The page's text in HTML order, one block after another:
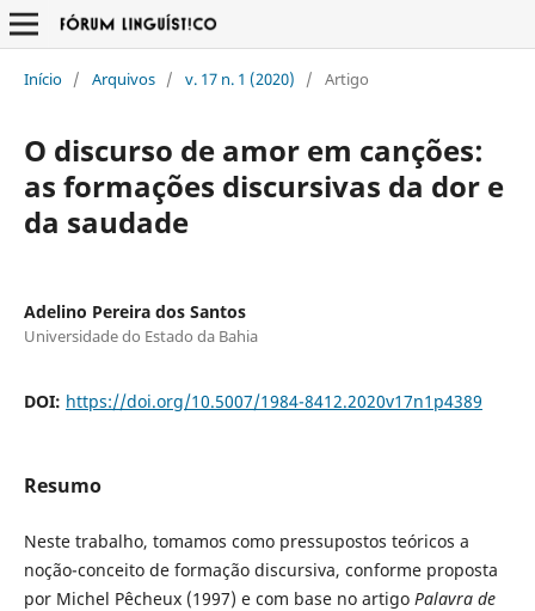
Início / Arquivos / v. 17 n. 1 (2020) / Artigo
O discurso de amor em canções:
as formações discursivas da dor e
da saudade
Adelino Pereira dos Santos
Universidade do Estado da Bahia
DOI: https://doi.org/10.5007/1984-8412.2020v17n1p4389
Resumo
Neste trabalho, tomamos como pressupostos teóricos a
noção-conceito de formação discursiva, conforme proposta
por Michel Pêcheux (1997) e com base no artigo Palavra de